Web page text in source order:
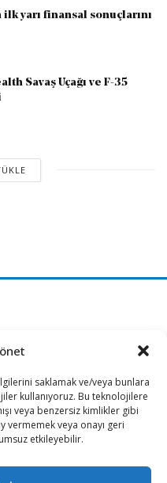
saklamak ve/veya bunlara
kullanıyoruz. Bu teknolojilere
veya benzersiz kimlikler gibi
vermemek veya onayı geri
etkileyebilir.
ilk yarı finansal sonuçlarını
Savaş Uçağı ve F-35